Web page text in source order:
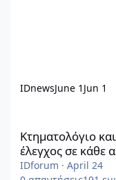
IDnewsJune 1 Jun 1
Κτηματολόγιο
έλεγχος σε κάθε
IDforum · April 24